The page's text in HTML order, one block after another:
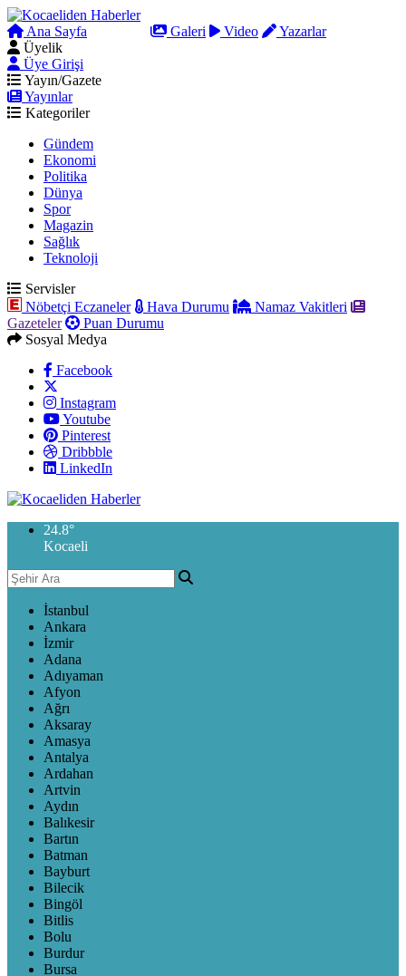
Ana Sayfa Galeri Video
Yazarlar
Üyelik
Üye Girişi
Yayın/Gazete
Yayınlar
Kategoriler
Gündem
Ekonomi
Politika
Dünya
Spor
Magazin
Sağlık
Teknoloji
Servisler
Nöbetçi Eczaneler
Hava Durumu
Namaz Vakitleri
Gazeteler
Puan Durumu
Sosyal Medya
Facebook
Instagram
Youtube
Pinterest
Dribbble
LinkedIn
24.8°
Kocaeli
İstanbul
Ankara
İzmir
Adana
Adıyaman
Afyon
Ağrı
Aksaray
Amasya
Antalya
Ardahan
Artvin
Aydın
Balıkesir
Bartın
Batman
Bayburt
Bilecik
Bingöl
Bitlis
Bolu
Burdur
Bursa